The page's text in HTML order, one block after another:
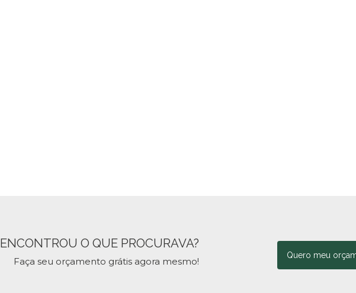
ENCONTROU O QUE PROCURAVA?
Faça seu orçamento grátis agora mesmo!
Quero meu